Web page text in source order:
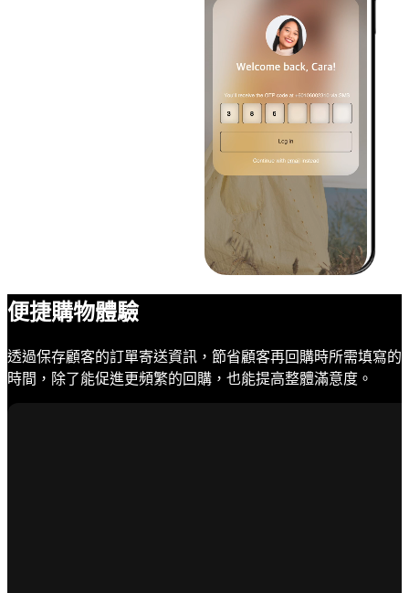
便捷購物體驗
透過保存顧客的訂單寄送資訊，節省顧客再回購時所需填寫的
時間，除了能促進更頻繁的回購，也能提高整體滿意度。